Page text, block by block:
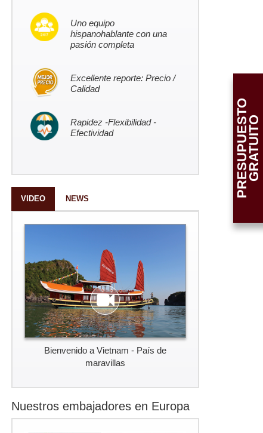
Uno equipo
hispanohablante con una
pasión completa
Excellente reporte: Precio /
Calidad
Rapidez -Flexibilidad -
Efectividad
VIDEO NEWS
Bienvenido a Vietnam - País de
maravillas
Nuestros embajadores en Europa
P
R
E
S
U
P
U
ES
T
O
G
R
A
T
U
I
TO